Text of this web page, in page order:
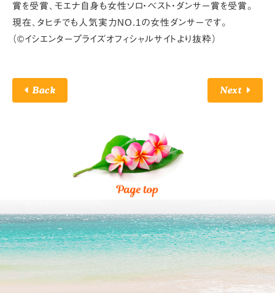
賞を受賞、 モエナ自身も女性ソロ・ベスト・ダンサー賞を受賞。
現在、タヒチでも人気実力NO.1の女性ダンサーです。
（©イシエンタープライズオフィシャルサイトより抜粋）
Back Next